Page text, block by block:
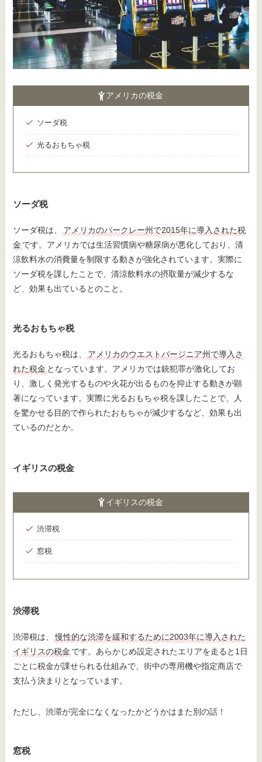
アメリカの税金
ソーダ税
光るおもちゃ税
ソーダ税
ソーダ税は、
アメリカのバークレー州で2015年に導入された税
金 です。アメリカでは生活習慣病や糖尿病が悪化しており、清
涼飲料水の消費量を制限する動きが強化されています。実際に
ソーダ税を課したことで、清涼飲料水の摂取量が減少するな
ど、効果も出ているとのこと。
光るおもちゃ税
光るおもちゃ税は、
アメリカのウエストバージニア州で導入さ
れた税金 となっています。アメリカでは銃犯罪が激化してお
り、激しく発光するものや火花が出るものを抑止する動きが顕
著になっています。実際に光るおもちゃ税を課したことで、人
を驚かせる目的で作られたおもちゃが減少するなど、効果も出
ているのだとか。
イギリスの税金
イギリスの税金
渋滞税
窓税
渋滞税
渋滞税は、
慢性的な渋滞を緩和するために2003年に導入された
イギリスの税金 です。あらかじめ設定されたエリアを走ると1日
ごとに税金が課せられる仕組みで、街中の専用機や指定商店で
支払う決まりとなっています。
ただし、渋滞が完全になくなったかどうかはまた別の話！
窓税